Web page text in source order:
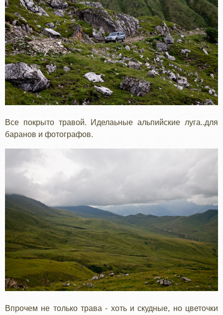
Все покрыто травой. Иделаьные альпийские луга..для
баранов и фотографов.
Впрочем не только трава - хоть и скудные, но цветочки